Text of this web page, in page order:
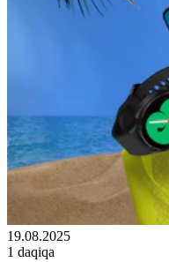
19.08.2025
1 daqiqa